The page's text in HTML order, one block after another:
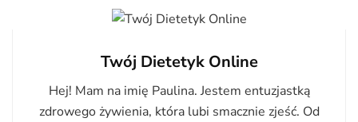
Twój Dietetyk Online
Hej! Mam na imię Paulina. Jestem entuzjastką
zdrowego żywienia, która lubi smacznie zjeść. Od